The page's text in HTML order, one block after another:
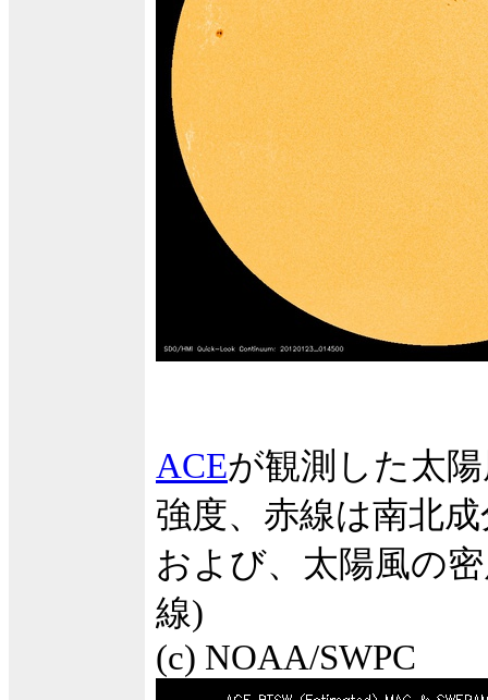
ACEが観測した太
強度、赤線は南北
および、太陽風の
線)
(c) NOAA/SWPC